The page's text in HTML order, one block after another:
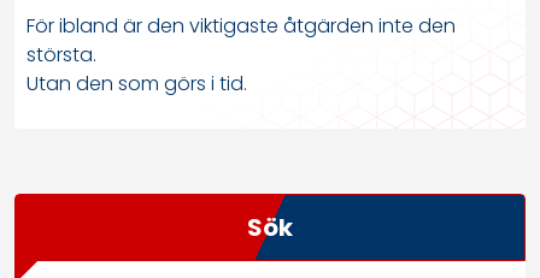
För ibland är den viktigaste åtgärden inte den
största.
Utan den som görs i tid.
Sök